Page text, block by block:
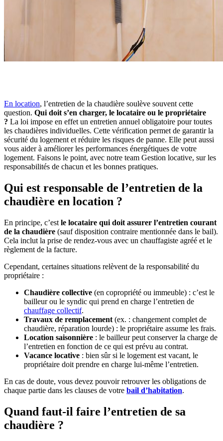
En location, l’entretien de la chaudière soulève souvent cette
question. Qui doit s’en charger, le locataire ou le propriétaire
? La loi impose en effet un entretien annuel obligatoire pour toutes
les chaudières individuelles. Cette vérification permet de garantir la
sécurité du logement et réduire les risques de panne. Elle peut aussi
vous aider à améliorer les performances énergétiques de votre
logement. Faisons le point, avec notre team Gestion locative, sur les
responsabilités de chacun et les bonnes pratiques.
Qui est responsable de l’entretien de la
chaudière en location ?
En principe, c’est le locataire qui doit assurer l’entretien courant
de la chaudière (sauf disposition contraire mentionnée dans le bail).
Cela inclut la prise de rendez-vous avec un chauffagiste agréé et le
règlement de la facture.
Cependant, certaines situations relèvent de la responsabilité du
propriétaire :
Chaudière collective (en copropriété ou immeuble) : c’est le
bailleur ou le syndic qui prend en charge l’entretien de
chauffage collectif.
Travaux de remplacement (ex. : changement complet de
chaudière, réparation lourde) : le propriétaire assume les frais.
Location saisonnière : le bailleur peut conserver la charge de
l’entretien en fonction de ce qui est prévu au contrat.
Vacance locative : bien sûr si le logement est vacant, le
propriétaire doit prendre en charge lui-même l’entretien.
En cas de doute, vous devez pouvoir retrouver les obligations de
chaque partie dans les clauses de votre bail d’habitation.
Quand faut-il faire l’entretien de sa
chaudière ?